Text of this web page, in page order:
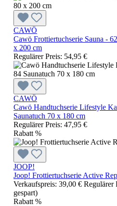
CAWÖ
Cawö Frottiertuchserie Sauna -
x 200 cm
Regulärer Preis: 54,95 €
CAWÖ
Cawö Handtuchserie Lifestyle
Saunatuch 70 x 180 cm
Regulärer Preis: 47,95 €
Rabatt %
JOOP!
Joop! Frottiertuchserie Active
Verkaufspreis: 39,00 € Regulärer
gespart)
Rabatt %